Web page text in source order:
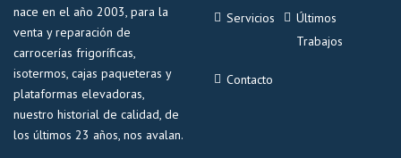
nace en el año 2003, para la
venta y reparación de
carrocerías frigoríficas,
isotermos, cajas paqueteras y
plataformas elevadoras,
nuestro historial de calidad, de
los últimos 23 años, nos avalan.
Servicios
Últimos
Trabajos
Contacto